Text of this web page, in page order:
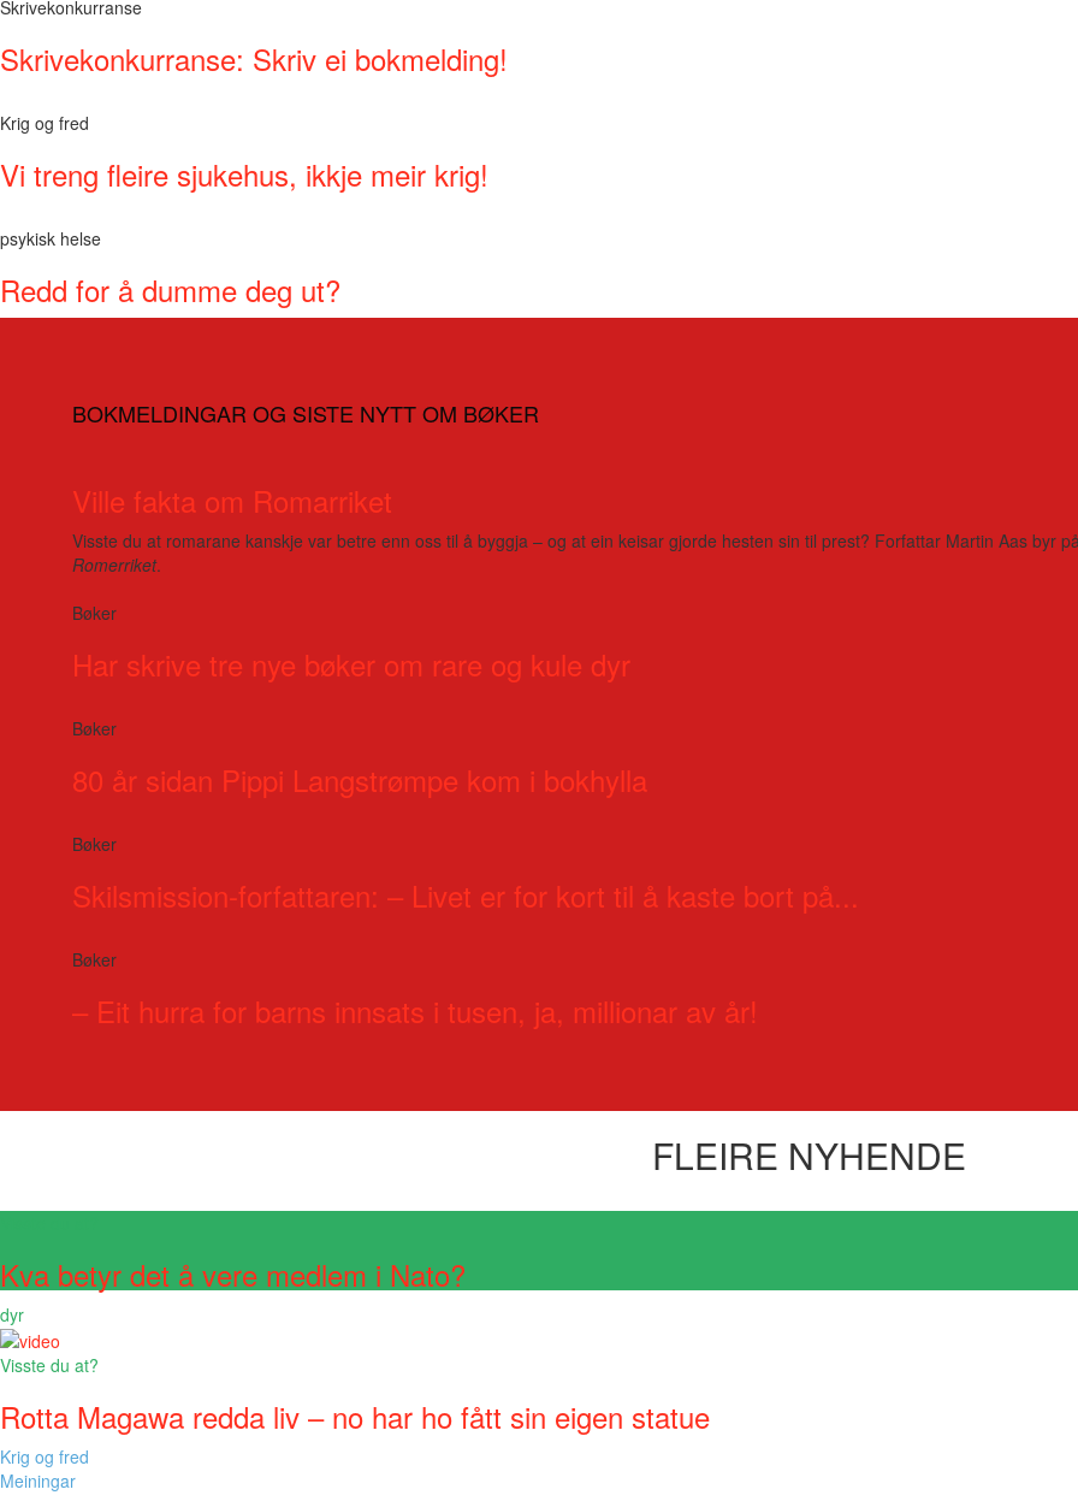
Skrivekonkurranse
Skrivekonkurranse: Skriv ei bokmelding!
Krig og fred
Vi treng fleire sjukehus, ikkje meir krig!
psykisk helse
Redd for å dumme deg ut?
BOKMELDINGAR OG SISTE NYTT OM BØKER
Ville fakta om Romarriket
Visste du at romarane kanskje var betre enn oss til å byggja – og at ein keisar gjorde hesten sin til prest? Forfattar Martin Aas byr
Romerriket.
Bøker
Har skrive tre nye bøker om rare og kule dyr
Bøker
80 år sidan Pippi Langstrømpe kom i bokhylla
Bøker
Skilsmission-forfattaren: – Livet er for kort til å kaste bort på...
Bøker
– Eit hurra for barns innsats i tusen, ja, millionar av år!
FLEIRE NYHENDE
Kva betyr det å vere medlem i Nato?
dyr
Visste du at?
Rotta Magawa redda liv – no har ho fått sin eigen statue
Krig og fred
Meiningar